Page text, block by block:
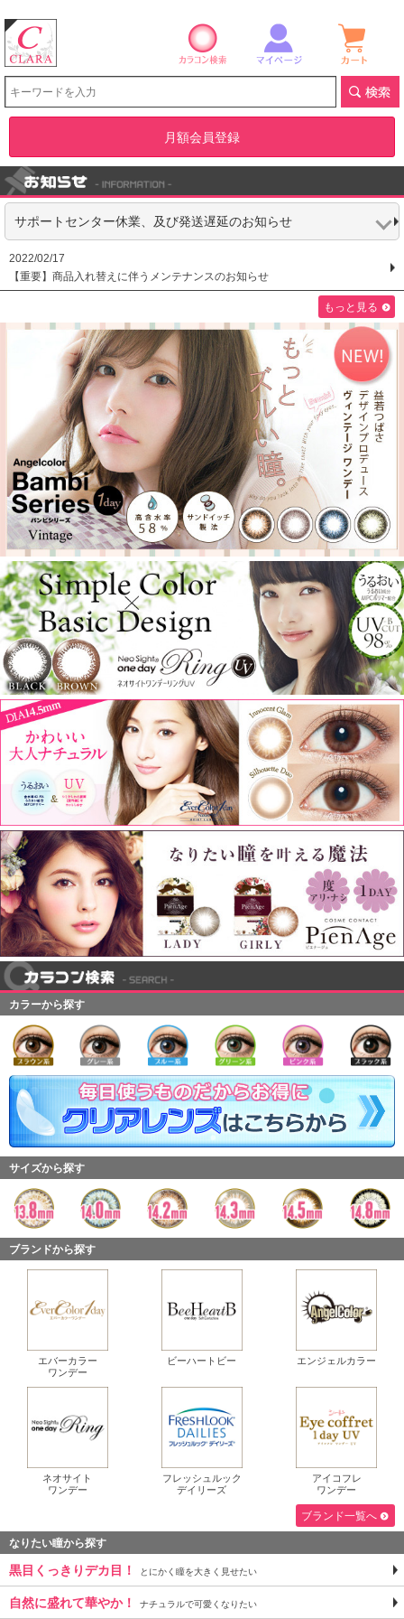
カラコン検索 マイページ
月額会員登録
サポートセンター休業、及び発送遅延のお知らせ
2022/02/17
【重要】商品入れ替えに伴うメンテナンスのお知らせ
もっと見る
カラーから探す
サイズから探す
ブランドから探す
エバーカラー
ワンデー
ビーハートビー エンジェルカラー
ネオサイト
ワンデー
フレッシュルック
デイリーズ
アイコフレ
ワンデー
ブランド一覧へ
なりたい瞳から探す
黒目くっきりデカ目！ とにかく瞳を大きく見せたい
自然に盛れて華やか！ ナチュラルで可愛くなりたい